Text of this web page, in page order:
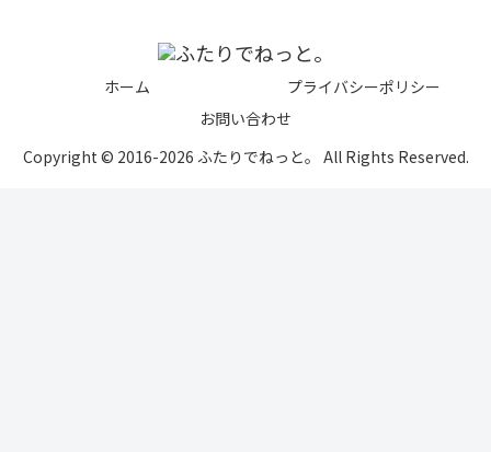
ホーム
プライバシーポリシー
お問い合わせ
Copyright © 2016-2026 ふたりでねっと。 All Rights Reserved.